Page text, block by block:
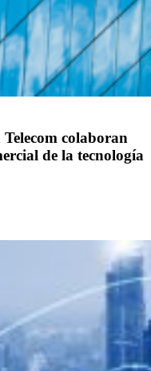
colaboran
de la tecnología